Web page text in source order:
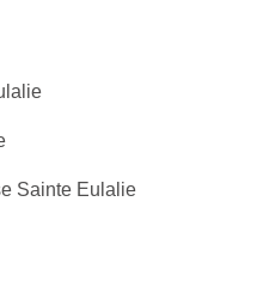
Tonte et réfection de pelouse Sainte Eulalie